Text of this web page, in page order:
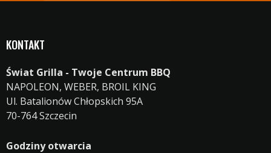
KONTAKT
Świat Grilla - Twoje Centrum BBQ
NAPOLEON, WEBER, BROIL KING
Ul. Batalionów Chłopskich 95A
70-764 Szczecin
Godziny otwarcia